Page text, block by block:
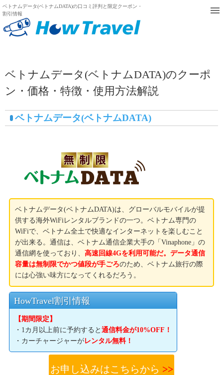
ベトナムデータ(ベトナムDATA)の口コミ評判と限定クーポン・
割引情報
ベトナムデータ(ベトナムDATA)のクーポ
ン・価格・特徴・使用方法解説
ベトナムデータ(ベトナムDATA)
ベトナムデータ(ベトナムDATA)は、グローバルモバイルが提
供する海外WiFiレンタルブランドの一つ。ベトナム専門の
WiFiで、ベトナム全土で快適なインターネットを楽しむこと
が出来る。通信は、ベトナム通信企業大手の「Vinaphone」の
通信網を使っており、高速回線4Gを利用可能だ。データ通信
容量は無制限でかつ値段が手ごろのため、ベトナム旅行の際
には心強い味方になってくれるだろう。
HowTravel割引情報
【期間限定】
・1カ月以上前に予約すると通信料金が10%OFF！
・カーチャージャーがレンタル無料！
お申し込みはこちらから >>